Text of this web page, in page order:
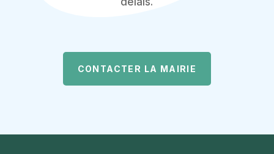
CONTACTER LA MAIRIE